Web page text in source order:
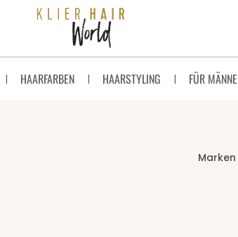
HAARFARBEN HAARSTYLING FÜR
Marken